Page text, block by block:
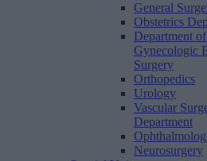
General
Obstetrics
Department of
Gynecologic
Surgery
Orthopedics
Urology
Vascular
Department
Neurosurgery